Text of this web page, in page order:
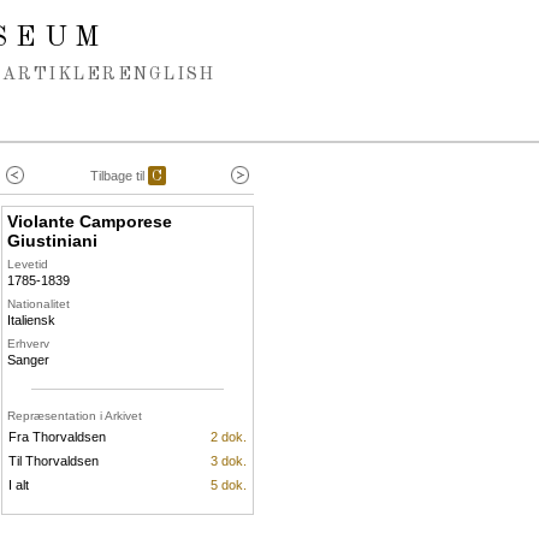
ENGLISH
Tilbage til C
Violante Camporese
Giustiniani
Levetid
1785-1839
Nationalitet
Italiensk
Erhverv
Sanger
Repræsentation i Arkivet
Fra Thorvaldsen
2 dok.
Til Thorvaldsen
3 dok.
I alt
5 dok.